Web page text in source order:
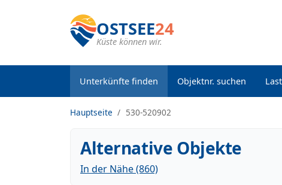
OSTSEE24
Küste können wir.
Unterkünfte finden Objektnr. suchen
Hauptseite 530-520902
Alternative Objekte
In der Nähe (860)